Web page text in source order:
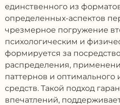
единственного из
определенных-аспектов
чрезмерное погружение
психологическим и
формируется за
распределения,
паттернов и оптимального
средств. Такой подход
впечатлений,